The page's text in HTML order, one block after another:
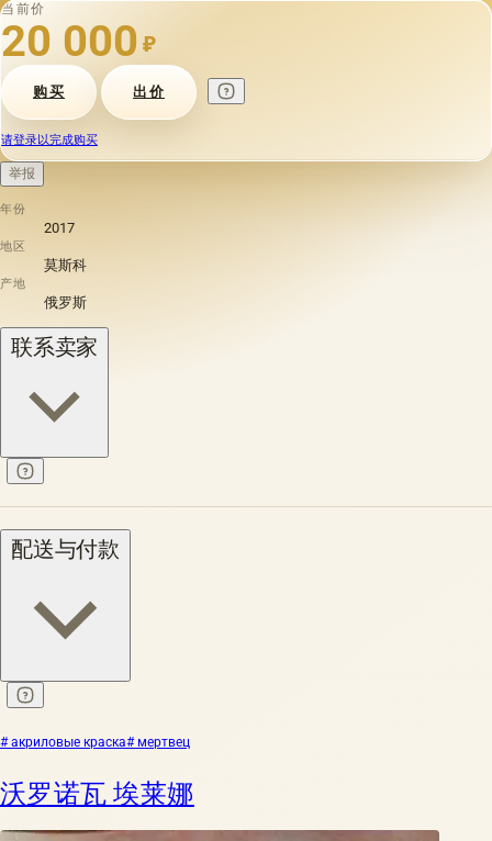
当前价
20 000 ₽
购买 出价
请登录以完成购买
举报
年份
2017
地区
莫斯科
产地
俄罗斯
联系卖家
配送与付款
# акриловые краска# мертвец
沃罗诺瓦 埃莱娜